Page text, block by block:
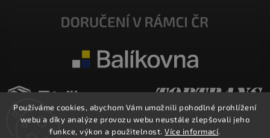
Používáme cookies, abychom Vám umožnili pohodlné prohlížení
webu a díky analýze provozu webu neustále zlepšovali jeho
funkce, výkon a použitelnost.Více informací.